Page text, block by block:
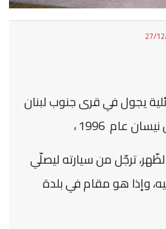
يجول في قرى جنوب لبنان
عام 1996 ،
ترجّل من سيارته ليصلّي
وإذا هو مقام في بلدة